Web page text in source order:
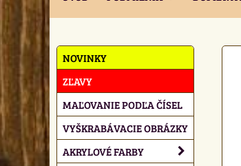
NOVINKY
ZĽAVY
MAĽOVANIE PODĽA ČÍSEL
VYŠKRABÁVACIE OBRÁZKY
AKRYLOVÉ FARBY